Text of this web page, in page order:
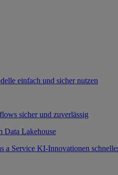
einfach und sicher nutzen
sicher und zuverlässig
Data Lakehouse
Service KI-Innovationen